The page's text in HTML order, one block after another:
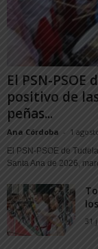
El PSN-
positivo de
peñas...
Ana Córdoba - 1
El PSN-PSOE de
Santa Ana de 2026,
31